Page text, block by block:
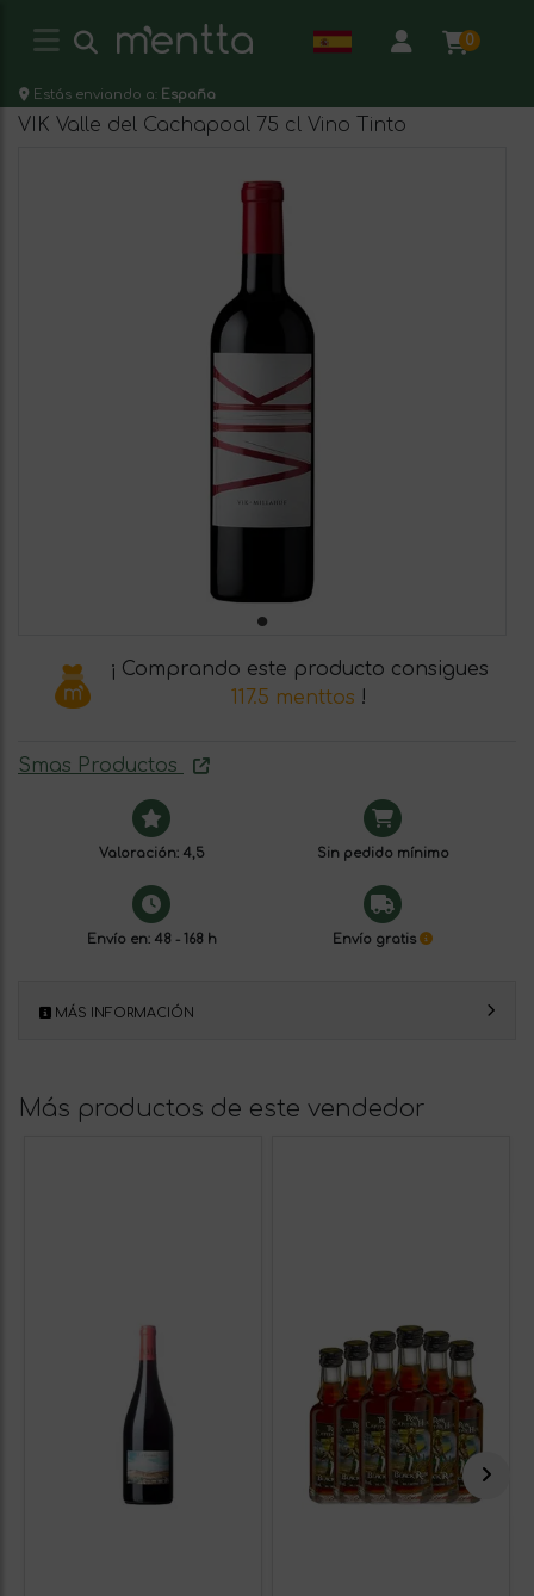
0
Estás enviando a: España
VIK Valle del Cachapoal 75 cl Vino Tinto
¡ Comprando este producto consigues
117.5 menttos !
Smas Productos
Valoración: 4,5 Sin pedido mínimo
Envío en: 48 - 168 h Envío gratis
MÁS INFORMACIÓN
Más productos de este vendedor